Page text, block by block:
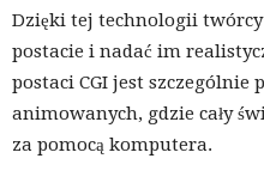
Dzięki tej technologii
postacie i nadać im
postaci CGI jest
animowanych, gdzie cały
za pomocą komputera.